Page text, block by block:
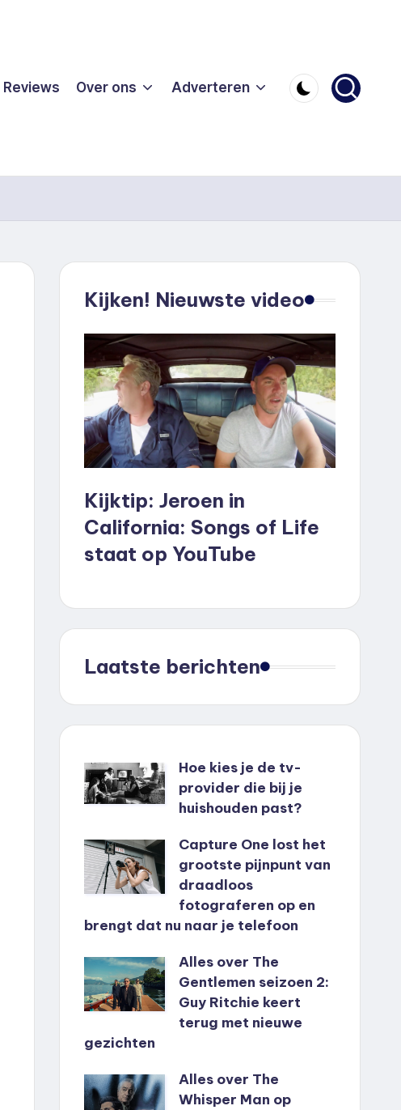
Reviews Over ons Adverteren
Kijken! Nieuwste video
Kijktip: Jeroen in
California: Songs of Life
staat op YouTube
Laatste berichten
Hoe kies je de tv-
provider die bij je
huishouden past?
Capture One lost het
grootste pijnpunt van
draadloos
fotograferen op en
brengt dat nu naar je telefoon
Alles over The
Gentlemen seizoen 2:
Guy Ritchie keert
terug met nieuwe
gezichten
Alles over The
Whisper Man op